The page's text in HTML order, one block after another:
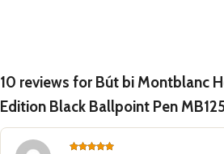
10 reviews for Bút bi Montblanc
Edition Black Ballpoint Pen